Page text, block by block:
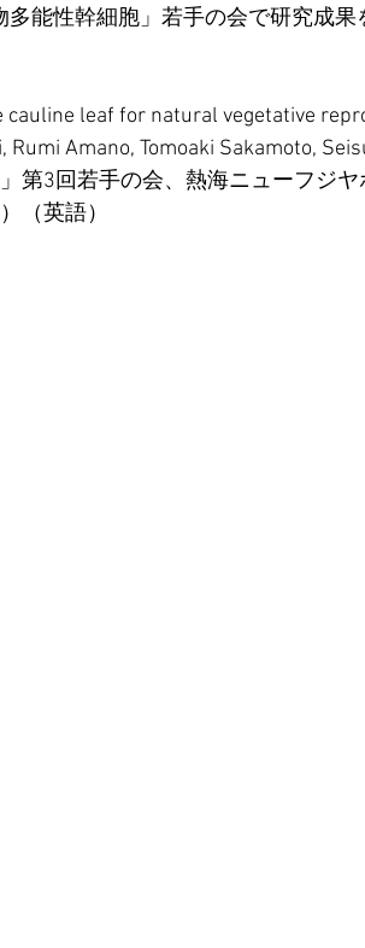
能性幹細胞」若手の会で研究成果
leaf for natural vegetative
Amano, Tomoaki Sakamoto,
第3回若手の会、熱海ニューフジ
（英語）